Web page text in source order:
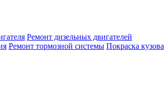
Ремонт дизельных двигателей
Ремонт тормозной системы Покраска кузова